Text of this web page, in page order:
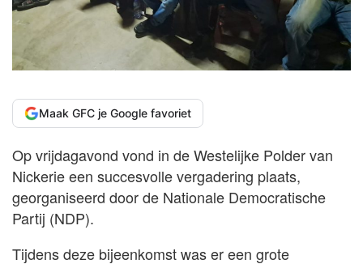
Maak GFC je Google favoriet
Op vrijdagavond vond in de Westelijke Polder van
Nickerie een succesvolle vergadering plaats,
georganiseerd door de Nationale Democratische
Partij (NDP).
Tijdens deze bijeenkomst was er een grote